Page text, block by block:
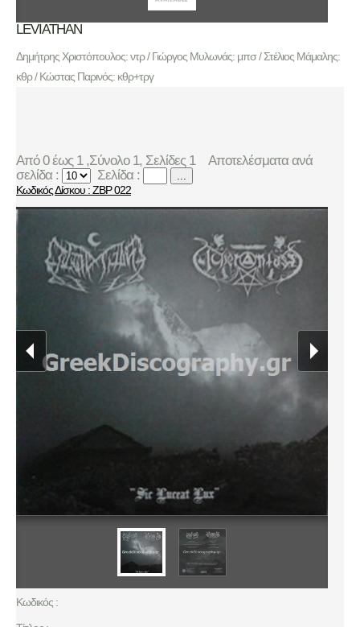
LEVIATHAN
Δημήτρης Χριστόπουλος: ντρ / Γιώργος Μυλωνάς: μπσ / Στέλιος Μάμαλης:
κθρ / Κώστας Παρινός: κθρ+τργ
Από 0 έως 1 ,Σύνολο 1, Σελίδες 1
Αποτελέσματα ανά
σελίδα :
Σελίδα :
Κωδικός Δίσκου : ZBP 022
Κωδικός :